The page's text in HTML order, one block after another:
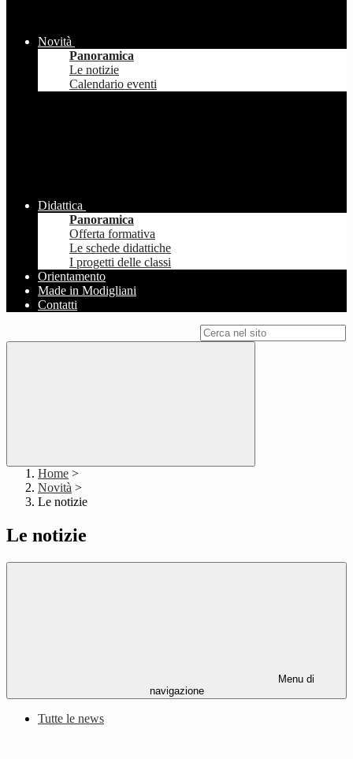
Novità
Panoramica
Le notizie
Calendario eventi
Didattica
Panoramica
Offerta formativa
Le schede didattiche
I progetti delle classi
Orientamento
Made in Modigliani
Contatti
Home >
Novità >
Le notizie
Le notizie
Menu di
navigazione
Tutte le news